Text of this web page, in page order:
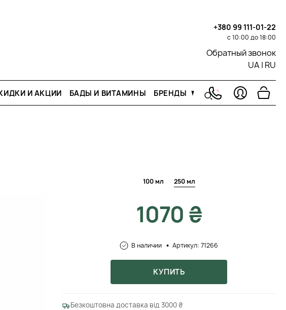
+380 99 111-01-22
с 10:00 до 18:00
Обратный звонок
UA | RU
И АКЦИИ БАДЫ И ВИТАМИНЫ БРЕНДЫ
100 мл 250 мл
1070 ₴
В наличии Артикул: 71266
КУПИТЬ
Безкоштовна доставка від 3000 ₴